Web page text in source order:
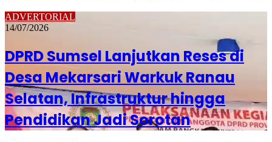
ADVERTORIAL
14/07/2026
DPRD Sumsel Lanjutkan Reses di
Desa Mekarsari Warkuk Ranau
Selatan, Infrastruktur hingga
Pendidikan Jadi Sorotan